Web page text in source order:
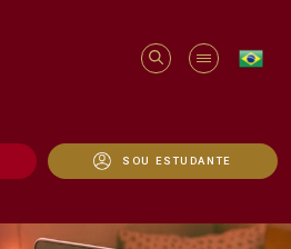
SOU ESTUDANTE